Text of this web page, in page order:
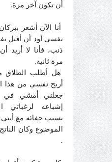
أن تكون آخر مرة.
أنا الآن أشعر
نفسي أود أن أقتل
ذنب، فأنا لا أريد
مرة ثانية.
هل أطلب الطلاق
أريح نفسي من هذا
جعلني أمشي في
إشباعه لرغباتي
بسبب جفائه مع
الموضوع وكان
.